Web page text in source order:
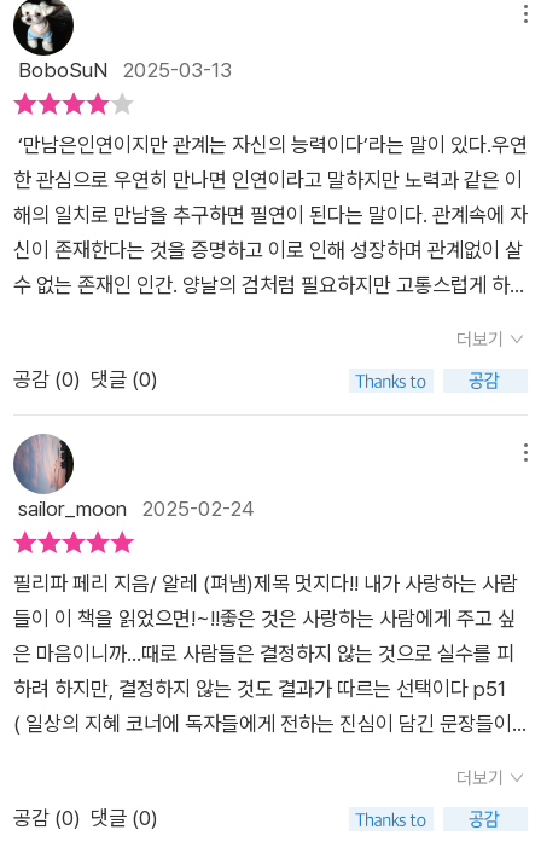
로 하되 외부적으로 그 관계를 확대해 나가야 할 것이다.
확하게 표현하지 못했던 것을 말로 정리해주는 것이다. 늘 옳은
사람은 없다. 나도 늘 옳지는 않다. 자기가 늘 옳다고 생각하는 사
람을 만나면 머릿속에 비상벨이 울려야 한다. 늘 옳은 사람은 우
리를 어떻게든 늘 틀린 사람으로 만들며 유쾌하지 않은 상황을 만
든다. ... 우리는 모두 실수를 하지만, 실수가 곧 나인 것은 아니다.
실수를 배워야 이어서 새로운 실수를 할 수 있다. ... 우리는 모두
겉으로 드러나는 허울뿐인 행동에 매달리는 것보다 취약성을 깨
닫는 것에서 더 큰 힘이 생긴다는 점을 배워야 하는 연약한 존재
는 것은 우리가 우선순위에 두어야 할 일이다.' (12-15p)우리는
현명한 조언을 듣고 싶어하면서도 누군가 먼저 조언을 해주는 건
원치 않아요. 흔한 꼰대의 잔소리로 들리기 때문일 거예요. 저자
가 정의하는 좋은 조언에 대한 내용이 크게 와닿더라고요. 상대가
모르는 것을 지적해주는 게 아니라 이미 알고 있는 것을 말로 정
리해주는 것, 더 나아가 심리학 지식과 기법을 적용하여 개인의
'자기 인식'을 명확히 하는 것이 인간관계를 풀어가는 핵심임을
알려주고 있어요. 이 책에서는 우리가 인간관계에서 겪는 갈등,
오해, 집착, 스트레스, 트라우마 등등 온갖 문제들을 네 개의 질
문, 즉 '우리가 어떻게 사랑하는가, 우리는 어떻게 다투는가, 우리
는 어떻게 변화하는가, 우리는 어떻게 자족감을 얻는가'로 추려서
다양한 사례와 함께 대처방법을 알려주고 있어요. 읽고 나니, 곁
에 있는 사람들이 더욱 소중하게 느껴졌어요. 자기 인식과 삶에
다움의 일부이다. 집단 내에서 자기 자리를 찾는 일은 정체성과
소속감을 형성하는데 중요한 역할을 할 수 있다.집단에 속해 있는
것이 매우 중요한 것도 자신이 소외됐다는 사실을 알면 마음이 힘
고 지냈던 것이 다르게 와 닿는다. '자기들끼리 똘돌 뭉쳐 다니
는'것으로 보고 모두 경쟁심이 강하다고 생각한다. 자기가 아닌
다른 사람들의 행동을 분석하면서 인간관계를 넓히기 위해 자신
이 아무것도 할 수 없는 이유에 대해 핑계대고 있다. 하지만 남의
행동은 통제할 수 없어도 자기행동은 통제할 수 있으므로 가장 좋
은 시작점은 자신이 문제에 어떻게 일조했는지 생각해보는 것이
다. 소속된 집단이 없다는 사실은 이 상황에 어떤 영향을 줄까?
열등하다는 느낌을 들게 할까?사람들과 연결되려면 용기를 내어
마음을 열고 속내를 털어놓을 수 있어야 하며, 다른 사람이 같은
행동을 할 때 지지해줄 수 있어야 한다. 같은 감증을 느끼거나 느
끼지 않아도 같은 부류가 아니어도 심지어 같은 의견을 가지고 있
지 않아도 된다. 하지만 나를 솔직하게 내보이며 내가 자신과 세
상을 어떻게 인식하는지, 어떻게 대응하고 느끼고 생각하는지 나
누려는 의지는 필요하다. 그 결과 상대에게 영향을 받을 수 있다
는 점에도 마음을 열어놓아야 한다. 중요한 것은 상대의 감정을
헤아리고 공감하는것, 그리고 나 또한 공감받는 것이다.다른 사람
상대가 원한다고 생각하는 모습이 아닌 진짜 내 모습을 보여줘야
한다. 상대를 불편하게 할 위험을 감수하지 않는다면 나 자신을
BoboSuN 2025-03-13
‘만남은인연이지만 관계는 자신의 능력이다’라는 말이 있다.우연
한 관심으로 우연히 만나면 인연이라고 말하지만 노력과 같은 이
해의 일치로 만남을 추구하면 필연이 된다는 말이다. 관계속에 자
신이 존재한다는 것을 증명하고 이로 인해 성장하며 관계없이 살
수 없는 존재인 인간. 양날의 검처럼 필요하지만 고통스럽게 하는
것은 확고한 끊고 맺음이 아닌 나아지려는 시도 개선임을 명심해
야 한다. 자신에겐관대하며 바뀌지 않고 세상이 자신을 향해 세상
이 바뀌길 원하는 것이 사람이다. 그래서 사람들은 상처받는원인
이 자신이 아닌 타인에게 있다 전가하고 세상에 대해 폐쇄적으로
방어적으로 대하며 고립적으로 산다. 하지만이는 절대적인 해법
이 될 수 없다. 똑같은 관계가 이어질 거라 예측하여 계속해서 자
강, 사회적 활동만을 해치게 때문이다. 따라서 필요한 것은 관계
에 대한 변화와 수용인데 개선을 위해 극단적이지 않으며 현실적
인 대책은 서로 간의 이해에대한 경계를 자신이 확고히 하는 것이
다. 사랑, 존중, 이해, 공감 등사람과의 신뢰를 바탕으로 이런 감
정과 이해를 쌓아 갈려면 자신이 허용할 수 있는 부분과 수용할
수 없는 부분에 대한 확고한 기준이 필요하다. 자신의 이해치를
넘어 배려한다고 모든 것을 허용한다면 상대방은 자신의 프라이
더보기
공감 (0) 댓글 (0)
sailor_moon 2025-02-24
필리파 페리 지음/ 알레 (펴냄)제목 멋지다!! 내가 사랑하는 사람
들이 이 책을 읽었으면!~!!좋은 것은 사랑하는 사람에게 주고 싶
은 마음이니까...때로 사람들은 결정하지 않는 것으로 실수를 피
하려 하지만, 결정하지 않는 것도 결과가 따르는 선택이다 p51
( 일상의 지혜 코너에 독자들에게 전하는 진심이 담긴 문장들이
로써 그 상황에서 도망가려는 심리, 인간관계가 힘들 때 주로 내
가 쓰는 방법인데 결국 이런 행동도 결과가 따르는 선택임을 이
더보기
공감 (0) 댓글 (0)